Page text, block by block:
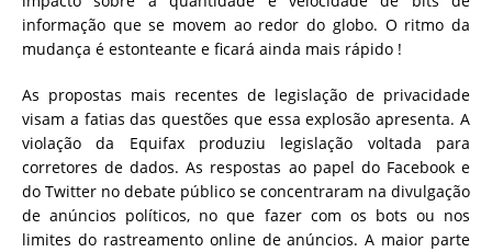
informação que se movem ao redor do globo. O ritmo da
mudança é estonteante e ficará ainda mais rápido !
As propostas mais recentes de legislação de privacidade
visam a fatias das questões que essa explosão apresenta. A
violação da Equifax produziu legislação voltada para
corretores de dados. As respostas ao papel do Facebook e
do Twitter no debate público se concentraram na divulgação
de anúncios políticos, no que fazer com os bots ou nos
limites do rastreamento online de anúncios. A maior parte